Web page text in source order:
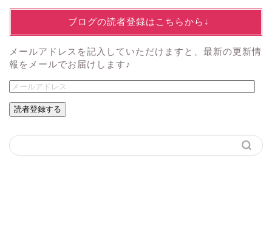
↓ブログの読者登録はこちらから↓
メールアドレスを記入していただけますと、最新の更新情
報をメールでお届けします♪
読者登録する